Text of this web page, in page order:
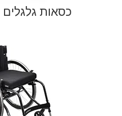
כסאות גלגלים